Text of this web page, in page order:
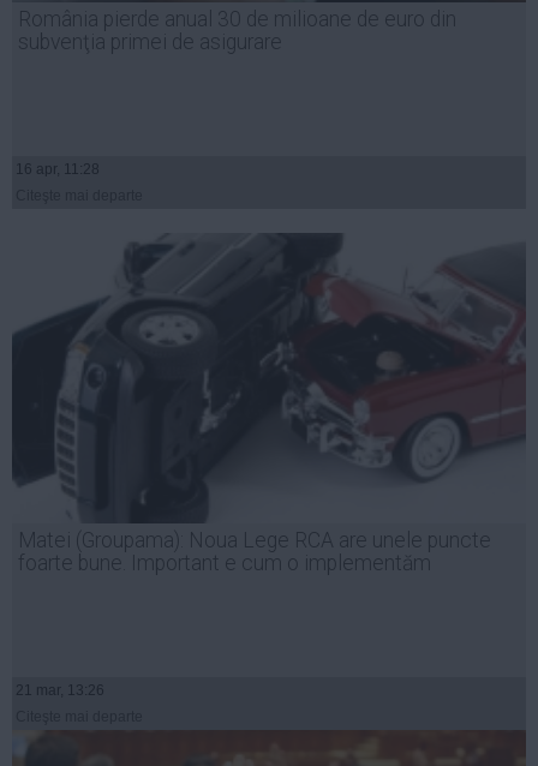
România pierde anual 30 de milioane de euro din
subvenţia primei de asigurare
16 apr, 11:28
Matei (Groupama): Noua Lege RCA are unele puncte
foarte bune. Important e cum o implementăm
21 mar, 13:26